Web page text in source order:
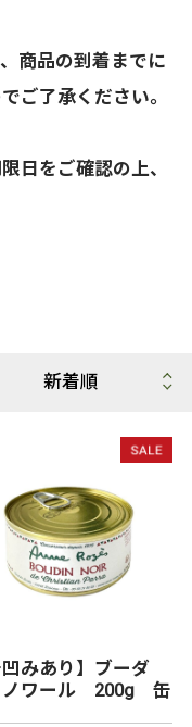
商品の到着までに
ご了承ください。
日をご確認の上、
凹みあり】ブーダ
ノワール 200g 缶